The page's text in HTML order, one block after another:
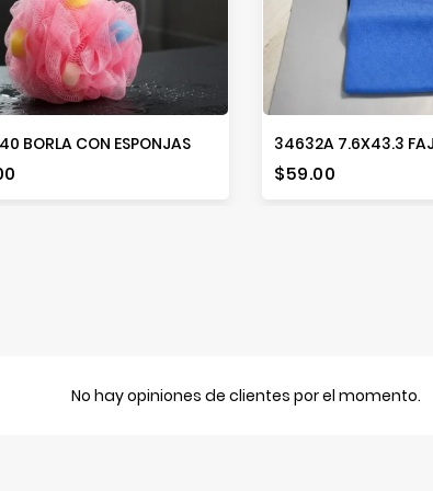
BORLA CON ESPONJAS
Precio
$59.00
No hay opiniones de clientes por el momento.